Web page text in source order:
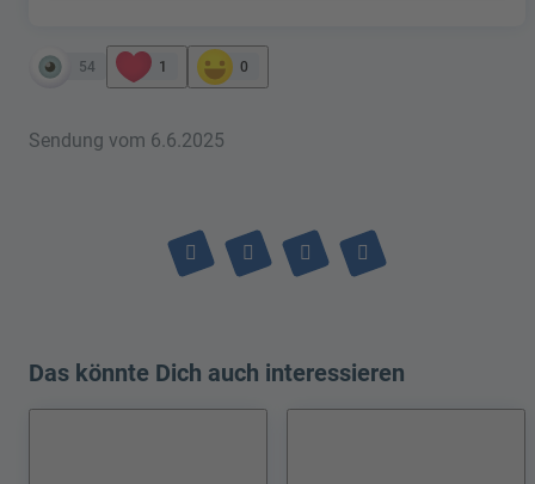
54 1 0
Sendung vom 6.6.2025
Das könnte Dich auch interessieren